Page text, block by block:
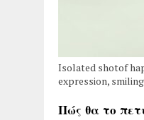
Isolated shotof
expression,
Πώς θα το